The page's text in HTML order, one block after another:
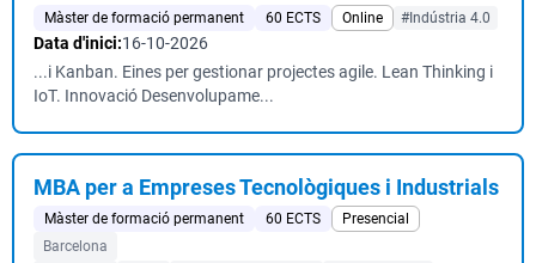
Màster de formació permanent 60 ECTS Online #Indústria 4.0
Data d'inici:16-10-2026
...i Kanban. Eines per gestionar projectes agile. Lean Thinking i
IoT. Innovació Desenvolupame...
MBA per a Empreses Tecnològiques i Industrials
Màster de formació permanent 60 ECTS
Presencial
Barcelona